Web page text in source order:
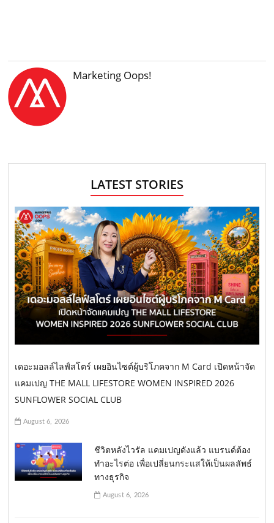
Marketing Oops!
LATEST STORIES
เดอะมอลล์ไลฟ์สโตร์ เผยอินไซต์ผู้บริโภคจาก M Card เปิดหน้าจัด
แคมเปญ THE MALL LIFESTORE WOMEN INSPIRED 2026
SUNFLOWER SOCIAL CLUB
August 6, 2026
ชีวิตหลังไวรัล แคมเปญดังแล้ว แบรนด์ต้อง
ทำอะไรต่อ เพื่อเปลี่ยนกระแสให้เป็นผลลัพธ์
ทางธุรกิจ
August 6, 2026